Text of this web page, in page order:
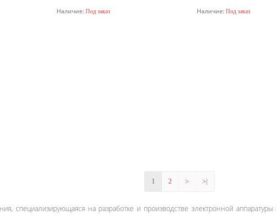
По запросу
Наличие: Под заказ По запросу
Наличие: Под заказ
1 2 > >|
специализирующаяся на разработке и производстве электронной